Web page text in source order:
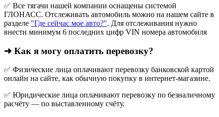
✅ Все тягачи нашей компании оснащены системой
ГЛОНАСС. Отслеживать автомобиль можно на нашем сайте в
разделе "Где сейчас мое авто?". Для отслеживания нужно
внести минимум 6 последних цифр VIN номера автомобиля
➜ Как я могу оплатить перевозку?
✅ Физические лица оплачивают перевозку банковской картой
онлайн на сайте, как обычную покупку в интернет‑магазине.
✅ Юридические лица оплачивают перевозку по безналичному
расчёту — по выставленному счёту.